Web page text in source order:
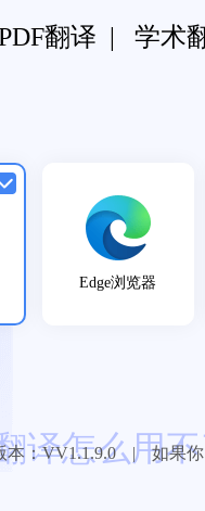
么用不了”
翻译 | 学术
Edge浏览器
本：VV1.1.9.0 | 如果